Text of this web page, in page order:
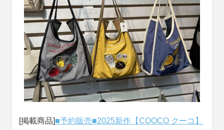
[掲載商品]■予約販売■2025新作【COOCO クーコ】